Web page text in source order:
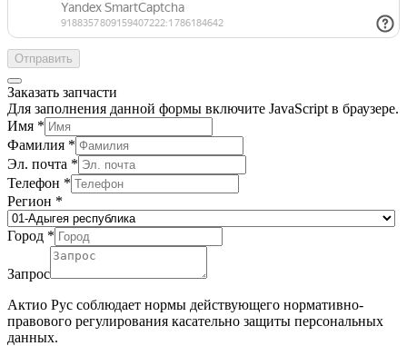
Отправить
Заказать запчасти
Для заполнения данной формы включите JavaScript в браузере.
Имя *
Фамилия *
Эл. почта *
Телефон *
Регион *
Город *
Запрос
Актио Рус соблюдает нормы действующего нормативно-
правового регулирования касательно защиты персональных
данных.